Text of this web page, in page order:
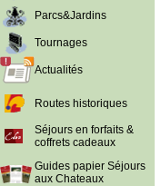
Parcs&Jardins
Tournages
Actualités
Routes historiques
Séjours en forfaits &
coffrets cadeaux
Guides papier Séjours
aux Chateaux